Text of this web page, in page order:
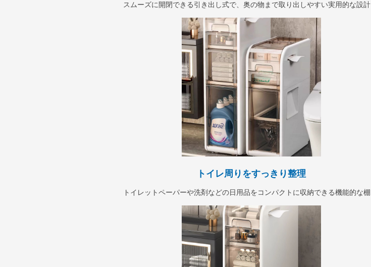
スムーズに開閉できる引き出し式で、奥の物まで取り出しやすい実用的な設計
トイレ周りをすっきり整理
トイレットペーパーや洗剤などの日用品をコンパクトに収納できる機能的な棚